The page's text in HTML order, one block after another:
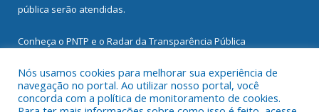
pública serão atendidas.
Conheça o PNTP e o Radar da Transparência Pública
Nós usamos cookies para melhorar sua experiência de
navegação no portal. Ao utilizar nosso portal, você
concorda com a política de monitoramento de cookies.